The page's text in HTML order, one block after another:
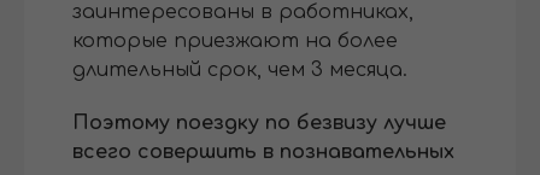
заинтересованы в работниках,
которые приезжают на более
длительный срок, чем 3 месяца.
Поэтому поездку по безвизу лучше
всего совершить в познавательных